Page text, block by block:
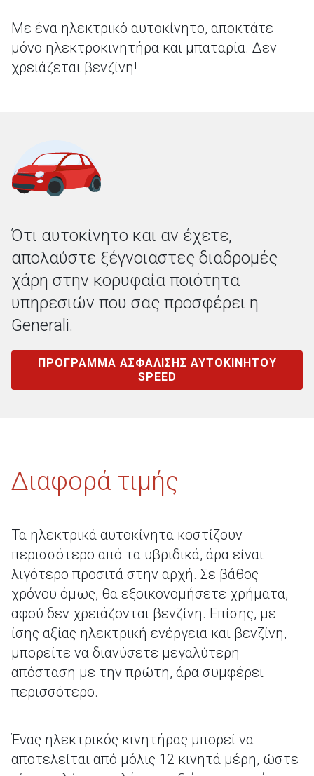
Με ένα ηλεκτρικό αυτοκίνητο, αποκτάτε
μόνο ηλεκτροκινητήρα και μπαταρία. Δεν
χρειάζεται βενζίνη!
Ότι αυτοκίνητο και αν έχετε,
απολαύστε ξέγνοιαστες διαδρομές
χάρη στην κορυφαία ποιότητα
υπηρεσιών που σας προσφέρει η
Generali.
ΠΡΟΓΡΑΜΜΑ ΑΣΦΑΛΙΣΗΣ ΑΥΤΟΚΙΝΗΤΟΥ
SPEED
Διαφορά τιμής
Τα ηλεκτρικά αυτοκίνητα κοστίζουν
περισσότερο από τα υβριδικά, άρα είναι
λιγότερο προσιτά στην αρχή. Σε βάθος
χρόνου όμως, θα εξοικονομήσετε χρήματα,
αφού δεν χρειάζονται βενζίνη. Επίσης, με
ίσης αξίας ηλεκτρική ενέργεια και βενζίνη,
μπορείτε να διανύσετε μεγαλύτερη
απόσταση με την πρώτη, άρα συμφέρει
περισσότερο.
Ένας ηλεκτρικός κινητήρας μπορεί να
αποτελείται από μόλις 12 κινητά μέρη, ώστε